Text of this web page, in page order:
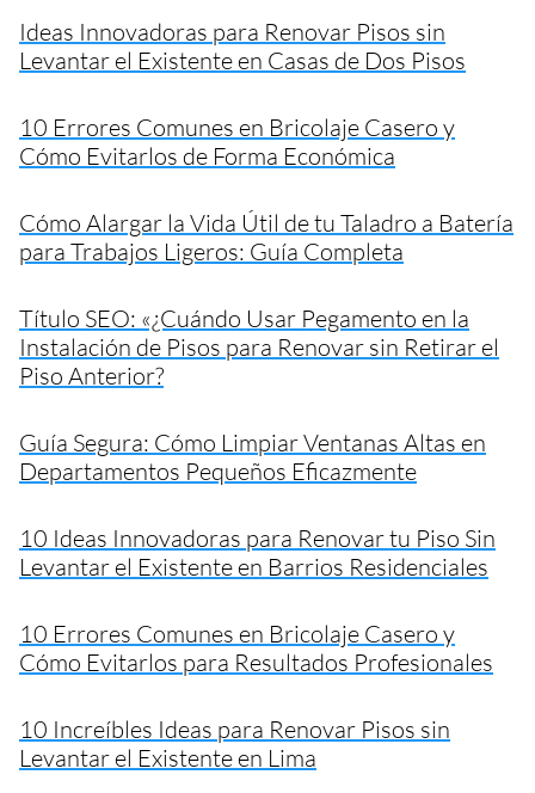
Ideas Innovadoras para Renovar Pisos sin
Levantar el Existente en Casas de Dos Pisos
10 Errores Comunes en Bricolaje Casero y
Cómo Evitarlos de Forma Económica
Cómo Alargar la Vida Útil de tu Taladro a Batería
para Trabajos Ligeros: Guía Completa
Título SEO: «¿Cuándo Usar Pegamento en la
Instalación de Pisos para Renovar sin Retirar el
Piso Anterior?
Guía Segura: Cómo Limpiar Ventanas Altas en
Departamentos Pequeños Eficazmente
10 Ideas Innovadoras para Renovar tu Piso Sin
Levantar el Existente en Barrios Residenciales
10 Errores Comunes en Bricolaje Casero y
Cómo Evitarlos para Resultados Profesionales
10 Increíbles Ideas para Renovar Pisos sin
Levantar el Existente en Lima